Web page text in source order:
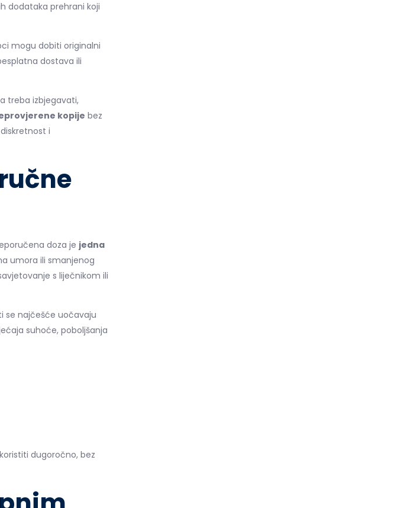
dodataka prehrani koji
mogu dobiti originalni
dostava ili
treba izbjegavati,
kopije bez
i
doza je jedna
umora ili smanjenog
s liječnikom ili
se najčešće uočavaju
suhoće, poboljšanja
dugoročno, bez